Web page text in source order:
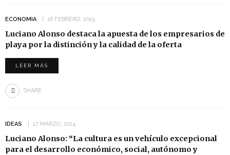
ECONOMIA 16 FEBRERO, 2015
Luciano Alonso destaca la apuesta de los empresarios de
playa por la distinción y la calidad de la oferta
LEER MÁS
SHARE
IDEAS 17 MARZO, 2014
Luciano Alonso: “La cultura es un vehículo excepcional
para el desarrollo económico, social, autónomo y